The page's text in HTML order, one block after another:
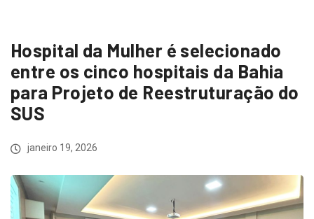
Hospital da Mulher é selecionado
entre os cinco hospitais da Bahia
para Projeto de Reestruturação do
SUS
janeiro 19, 2026